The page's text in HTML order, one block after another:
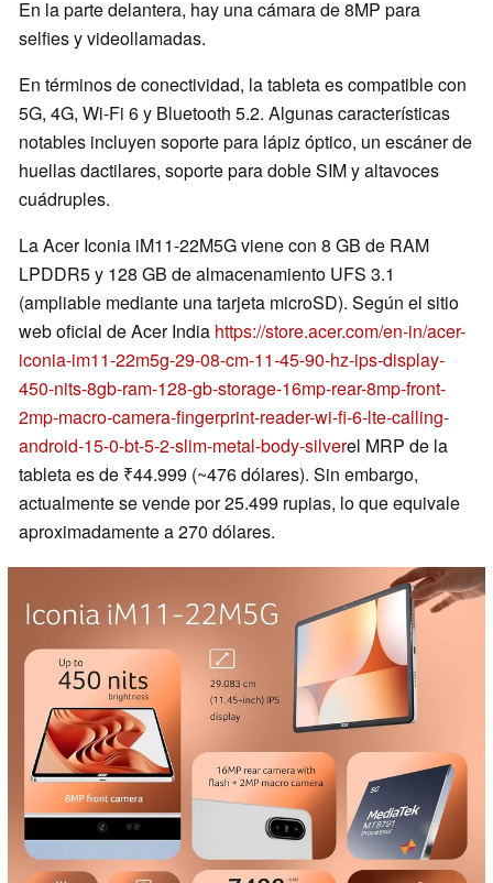
En la parte delantera, hay una cámara de 8MP para
selfies y videollamadas.
En términos de conectividad, la tableta es compatible con
5G, 4G, Wi-Fi 6 y Bluetooth 5.2. Algunas características
notables incluyen soporte para lápiz óptico, un escáner de
huellas dactilares, soporte para doble SIM y altavoces
cuádruples.
La Acer Iconia iM11-22M5G viene con 8 GB de RAM
LPDDR5 y 128 GB de almacenamiento UFS 3.1
(ampliable mediante una tarjeta microSD). Según el sitio
web oficial de Acer India https://store.acer.com/en-in/acer-
iconia-im11-22m5g-29-08-cm-11-45-90-hz-ips-display-
450-nits-8gb-ram-128-gb-storage-16mp-rear-8mp-front-
2mp-macro-camera-fingerprint-reader-wi-fi-6-lte-calling-
android-15-0-bt-5-2-slim-metal-body-silverel MRP de la
tableta es de ₹44.999 (~476 dólares). Sin embargo,
actualmente se vende por 25.499 rupias, lo que equivale
aproximadamente a 270 dólares.